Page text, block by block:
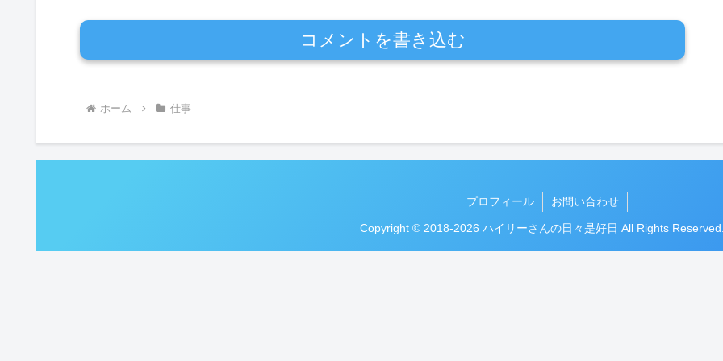
コメントを書き込む
ホーム 仕事
プロフィール お問い合わせ
Copyright © 2018-2026 ハイリーさんの日々是好日 All Rights